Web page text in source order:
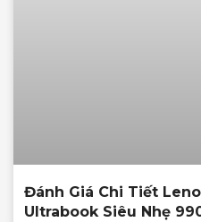
Đánh Giá Chi Tiết
Ultrabook Siêu Nhẹ